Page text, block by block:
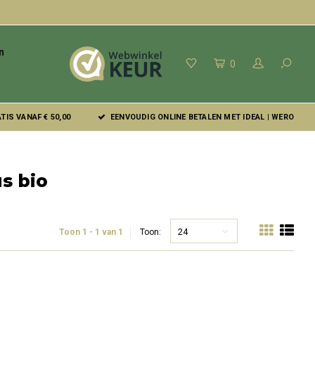
0
VANAF € 50,00 EENVOUDIG ONLINE BETALEN MET IDEAL | WERO
bio
Toon 1 - 1 van 1 Toon: 24